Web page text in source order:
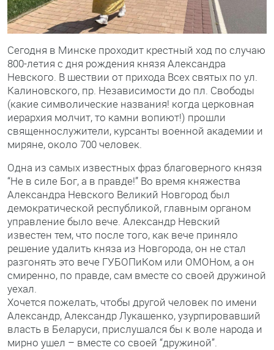
Сегодня в Минске проходит крестный ход по случаю
800-летия с дня рождения князя Александра
Невского. В шествии от прихода Всех святых по ул.
Калиновского, пр. Независимости до пл. Свободы
(какие символические названия! когда церковная
иерархия молчит, то камни вопиют!) прошли
священнослужители, курсанты военной академии и
миряне, около 700 человек.
Одна из самых известных фраз благоверного князя
“Не в силе Бог, а в правде!” Во время княжества
Александра Невского Великий Новгород был
демократической республикой, главным органом
управление было вече. Александр Невский
известен тем, что после того, как вече приняло
решение удалить княза из Новгорода, он не стал
разгонять это вече ГУБОПиКом или ОМОНом, а он
смиренно, по правде, сам вместе со своей дружиной
уехал.
Хочется пожелать, чтобы другой человек по имени
Александр, Александр Лукашенко, узурпировавший
власть в Беларуси, прислушался бы к воле народа и
мирно ушел – вместе со своей “дружиной”.